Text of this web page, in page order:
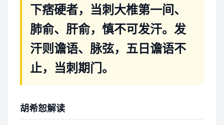
下痞硬者，当刺大椎第一间、
肺俞、肝俞，慎不可发汗。发
汗则谵语、脉弦，五日谵语不
止，当刺期门。
胡希恕解读